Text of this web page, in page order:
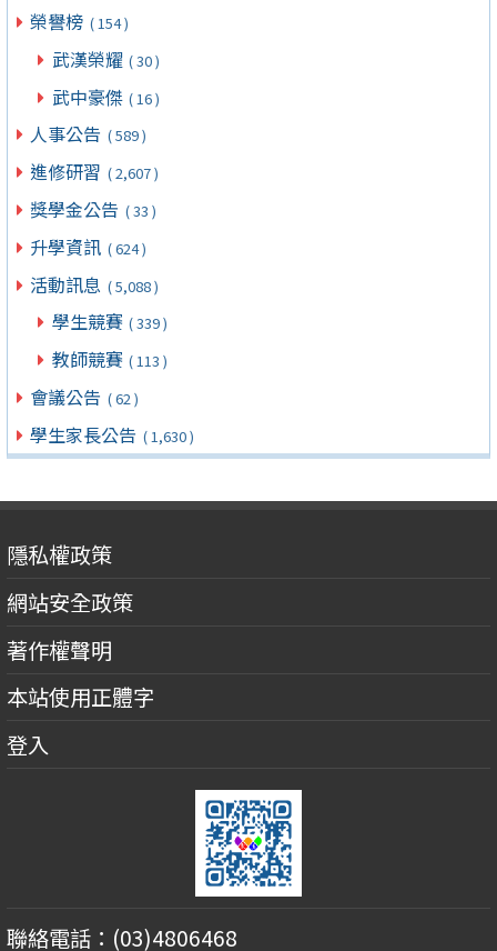
榮譽榜 ( 154 )
武漢榮耀 ( 30 )
武中豪傑 ( 16 )
人事公告 ( 589 )
進修研習 ( 2,607 )
獎學金公告 ( 33 )
升學資訊 ( 624 )
活動訊息 ( 5,088 )
學生競賽 ( 339 )
教師競賽 ( 113 )
會議公告 ( 62 )
學生家長公告 ( 1,630 )
隱私權政策
網站安全政策
著作權聲明
本站使用正體字
登入
聯絡電話：(03)4806468